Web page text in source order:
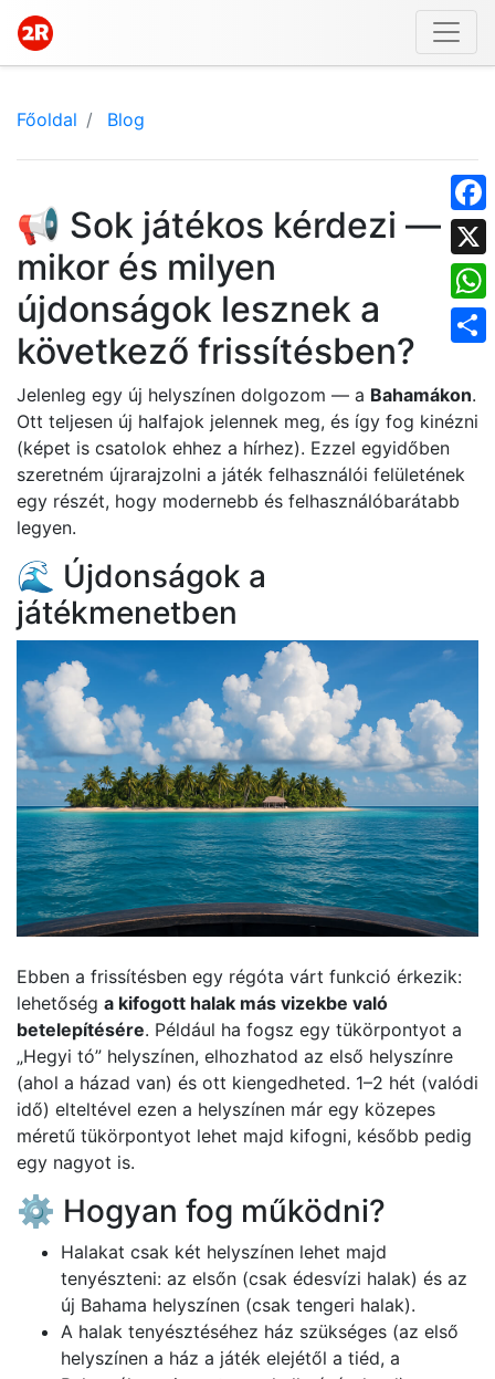
X
Főoldal Blog
📢 Sok játékos kérdezi —
mikor és milyen
újdonságok lesznek a
következő frissítésben?
Jelenleg egy új helyszínen dolgozom — a Bahamákon.
Ott teljesen új halfajok jelennek meg, és így fog kinézni
(képet is csatolok ehhez a hírhez). Ezzel egyidőben
szeretném újrarajzolni a játék felhasználói felületének
egy részét, hogy modernebb és felhasználóbarátabb
legyen.
🌊 Újdonságok a
játékmenetben
Ebben a frissítésben egy régóta várt funkció érkezik:
lehetőség a kifogott halak más vizekbe való
betelepítésére. Például ha fogsz egy tükörpontyot a
„Hegyi tó” helyszínen, elhozhatod az első helyszínre
(ahol a házad van) és ott kiengedheted. 1–2 hét (valódi
idő) elteltével ezen a helyszínen már egy közepes
méretű tükörpontyot lehet majd kifogni, később pedig
egy nagyot is.
⚙️ Hogyan fog működni?
Halakat csak két helyszínen lehet majd
tenyészteni: az elsőn (csak édesvízi halak) és az
új Bahama helyszínen (csak tengeri halak).
A halak tenyésztéséhez ház szükséges (az első
helyszínen a ház a játék elejétől a tiéd, a